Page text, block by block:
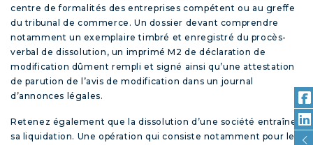
centre de formalités des entreprises compétent ou au greffe
du tribunal de commerce. Un dossier devant comprendre
notamment un exemplaire timbré et enregistré du procès-
verbal de dissolution, un imprimé M2 de déclaration de
modification dûment rempli et signé ainsi qu’une attestation
de parution de l’avis de modification dans un journal
d’annonces légales.
Retenez également que la dissolution d’une société entraîne
sa liquidation. Une opération qui consiste notamment pour le